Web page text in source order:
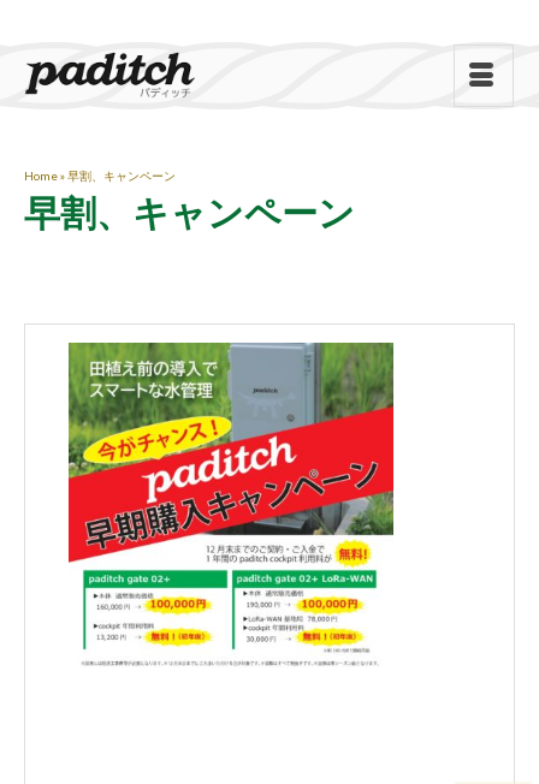
早割、キャンペーン
Home»早割、キャンペーン